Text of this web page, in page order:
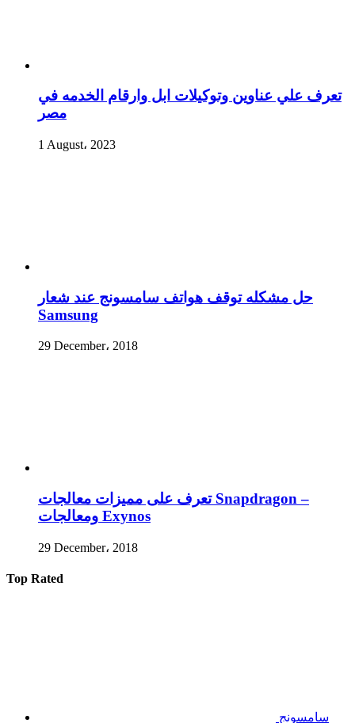
تعرف علي عناوين وتوكيلات ابل وارقام الخدمه في
مصر
1 August، 2023
حل مشكله توقف هواتف سامسونج عند شعار
Samsung
29 December، 2018
تعرف على مميزات معالجات Snapdragon –
ومعالجات Exynos
29 December، 2018
Top Rated
سامسونج